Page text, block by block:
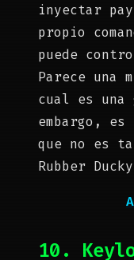
inyectar
propio
puede
Parece una
cual es
embargo,
que no es
Rubber
10.